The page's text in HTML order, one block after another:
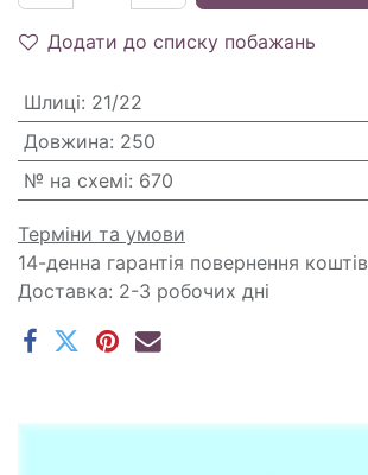
Додати до списку побажань
Шлиці: 21/22
Довжина: 250
№ на схемі: 670
Терміни та умови
14-денна гарантія повернення коштів
Доставка: 2-3 робочих дні